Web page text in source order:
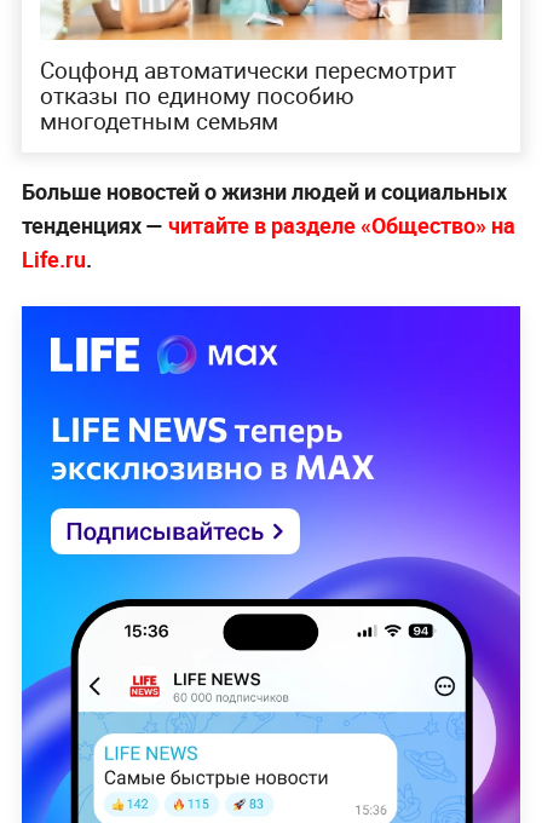
Соцфонд автоматически пересмотрит
отказы по единому пособию
многодетным семьям
Больше новостей о жизни людей и социальных
тенденциях — читайте в разделе «Общество» на
Life.ru.